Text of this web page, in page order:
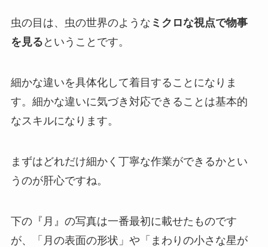
虫の目は、虫の世界のような ミクロな視点で物事
を見る ということです。
細かな違いを具体化して着目することになりま
す。細かな違いに気づき対応できることは基本的
なスキルになります。
まずはどれだけ細かく丁寧な作業ができるかとい
うのが肝心ですね。
下の『月』の写真は一番最初に載せたものです
が、「月の表面の形状」や「まわりの小さな星が